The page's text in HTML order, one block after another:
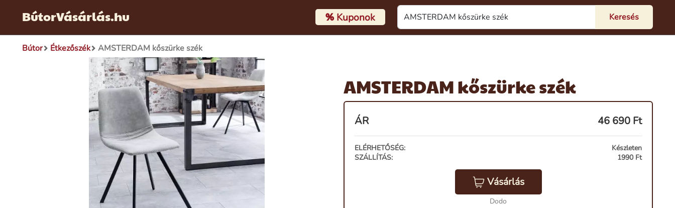
BútorVásárlás.hu %Kuponok
Bútor Étkezőszék AMSTERDAM kőszürke szék
AMSTERDAM kőszürke szék
ÁR 46 690 Ft
ELÉRHETŐSÉG:
Készleten
SZÁLLÍTÁS:
1990 Ft
Vásárlás
Dodo